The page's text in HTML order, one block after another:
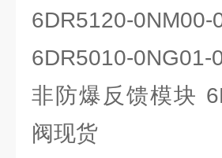
6DR5120-0NM00-
6DR5010-0NG01-
非防爆反馈模块
阀现货